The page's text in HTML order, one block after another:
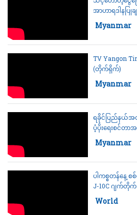
အာဟာရဒါနပြု
အစီအစဉ်က ဝန်ဆ
Category:
Myanmar
TV Yangon
(တိုက်ရိုက်)
Category:
Myanmar
ရခိုင်ပြည်နယ်
ပံ့ပိုးရေးစင်တာ
ဖွင့်သင်တန်းများ
Category:
Myanmar
ပါကစ္စတန်နေ့
J-10C ဂ
Category:
World